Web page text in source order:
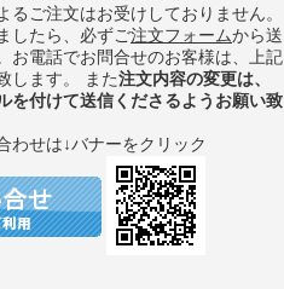
るご注文はお受けしておりません。
したら、必ずご注文フォームから送
お電話でお問合せのお客様は、上記
します。 また注文内容の変更は、
を付けて送信くださるようお願い致
わせは↓バナーをクリック